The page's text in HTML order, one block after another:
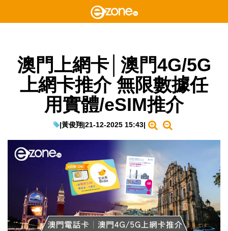
澳門上網卡│澳門4G/5G
上網卡推介 無限數據任
用實體/eSIM推介
|黃俊翔|21-12-2025 15:43|